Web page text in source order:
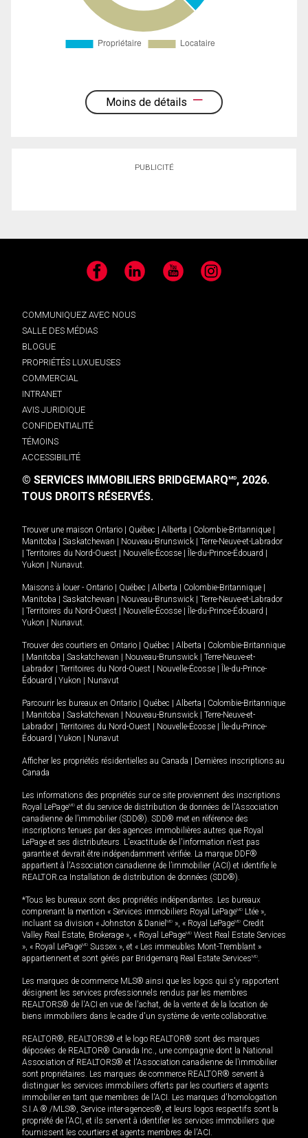
Moins de détails
PUBLICITÉ
Facebook LinkedIn YouTube Instagram
COMMUNIQUEZ AVEC NOUS
SALLE DES MÉDIAS
BLOGUE
PROPRIÉTÉS LUXUEUSES
COMMERCIAL
INTRANET
AVIS JURIDIQUE
CONFIDENTIALITÉ
TÉMOINS
ACCESSIBILITÉ
© SERVICES IMMOBILIERS BRIDGEMARQMD, 2026.
TOUS DROITS RÉSERVÉS.
Trouver une maison Ontario Québec Alberta Colombie-Britannique
Manitoba
Saskatchewan Nouveau-Brunswick
Terre-Neuve-et-Labrador
Territoires du Nord-Ouest Nouvelle-Écosse Île-du-Prince-Édouard
Yukon
Nunavut.
Maisons à louer - Ontario Québec Alberta Colombie-Britannique
Manitoba
Saskatchewan Nouveau-Brunswick
Terre-Neuve-et-Labrador
Territoires du Nord-Ouest Nouvelle-Écosse Île-du-Prince-Édouard
Yukon
Nunavut.
Trouver des courtiers en Ontario Québec Alberta
Colombie-Britannique
Manitoba Saskatchewan Nouveau-Brunswick
Terre-Neuve-et-
Labrador
Territoires du Nord-Ouest Nouvelle-Écosse
Île-du-Prince-
Édouard
Yukon Nunavut
Parcourir les bureaux en Ontario Québec Alberta
Colombie-Britannique
Manitoba Saskatchewan Nouveau-Brunswick
Terre-Neuve-et-
Labrador
Territoires du Nord-Ouest Nouvelle-Écosse
Île-du-Prince-
Édouard
Yukon Nunavut
Afficher les propriétés résidentielles au Canada
Dernières inscriptions au
Canada
Les informations des propriétés sur ce site proviennent des inscriptions
Royal LePageMD et du service de distribution de données de l'Association
canadienne de l’immobilier (SDD®). SDD® met en référence des
inscriptions tenues par des agences immobilières autres que Royal
LePage et ses distributeurs. L'exactitude de l'information n'est pas
garantie et devrait être indépendamment vérifiée. La marque DDF®
appartient à l'Association canadienne de l’immobilier (ACI) et identifie le
REALTOR.ca Installation de distribution de données (SDD®).
*Tous les bureaux sont des propriétés indépendantes. Les bureaux
comprenant la mention « Services immobiliers Royal LePageMD Ltée »,
incluant sa division « Johnston & Daniel MD », « Royal LePageMD Credit
Valley Real Estate, Brokerage », « Royal LePageMD West Real Estate Services
», « Royal LePageMD Sussex », et « Les immeubles Mont-Tremblant »
appartiennent et sont gérés par Bridgemarq Real Estate ServicesMD.
Les marques de commerce MLS® ainsi que les logos qui s'y rapportent
désignent les services professionnels rendus par les membres
REALTORS® de l'ACI en vue de l'achat, de la vente et de la location de
biens immobiliers dans le cadre d'un système de vente collaborative.
REALTOR®, REALTORS® et le logo REALTOR® sont des marques
déposées de REALTOR® Canada Inc., une compagnie dont la National
Association of REALTORS® et l'Association canadienne de l’immobilier
sont propriétaires. Les marques de commerce REALTOR® servent à
distinguer les services immobiliers offerts par les courtiers et agents
immobilier en tant que membres de l'ACI. Les marques d'homologation
S.I.A.® /MLS®, Service inter-agences®, et leurs logos respectifs sont la
propriété de l'ACI, et ils servent à identifier les services immobiliers que
fournissent les courtiers et agents membres de l'ACI.